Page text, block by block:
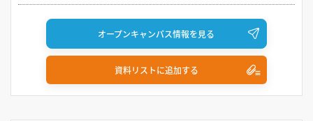
オープンキャンパス情報を見る
資料リストに追加する